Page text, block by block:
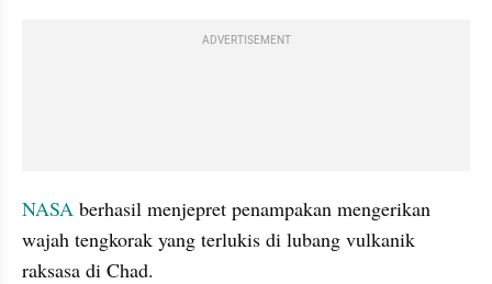
ADVERTISEMENT
NASA berhasil menjepret penampakan mengerikan
wajah tengkorak yang terlukis di lubang vulkanik
raksasa di Chad.